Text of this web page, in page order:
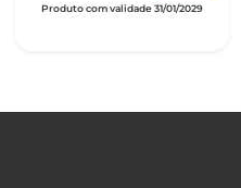
Produto com validade 31/01/2029